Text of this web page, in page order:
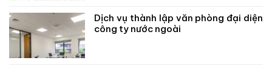
Dịch vụ thành lập văn phòng đại diện
công ty nước ngoài